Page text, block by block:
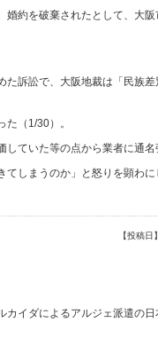
約を破棄されたとして、大
訴訟で、大阪地裁は「民族
（1/30）。
ていた等の点から業者に通名
しまうのか」と怒りを顕わに
【投稿
イダによるアルジェ派遣の